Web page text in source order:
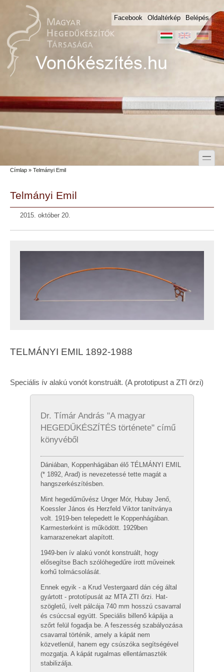
Skip to main content
Skip to search
Facebook
Oldaltérkép Belépés
toggle
Secondary menu
Címlap » Telmányi Emil
Telmányi Emil
2015. október 20.
TELMÁNYI EMIL 1892-1988
Speciális ív alakú vonót konstruált. (A prototipust a ZTI örzi)
Dr. Tímár András "A magyar
HEGEDŰKÉSZÍTÉS története" című
könyvéből
Dániában, Koppenhágában élő TÉLMÁNYI EMIL
(* 1892, Arad) is neve­zetessé tette magát a
hangszerkészítésben.
Mint hegedűművész Unger Mór, Hubay Jenő,
Koessler János és Herzfeld Viktor ta­nítványa
volt. 1919-ben telepedett le Koppenhágában.
Karmesterként is működött. 1929­ben
kamarazenekart alapított.
1949-ben ív alakú vonót konstruált, hogy
elősegítse Bach szólóhegedűre írott mű­veinek
korhű tolmácsolását.
Ennek egyik - a Krud Vestergaard dán cég által
gyártott - prototípusát az MTA ZTI őrzi. Hat­
szögletű, ívelt pálcája 740 mm hosszú csavarral
és csúccsal együtt. Speciális billenő kápája a
szőrt felül fo­gadja be. A feszesség szabályozása
csavarral történik, amely a kápát nem
közvetlenül, hanem egy csúszóka segítségével
mozgatja. A kápát rugalmas ellentámaszték
stabilizálja.